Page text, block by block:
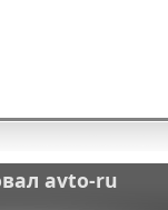
avto-ru